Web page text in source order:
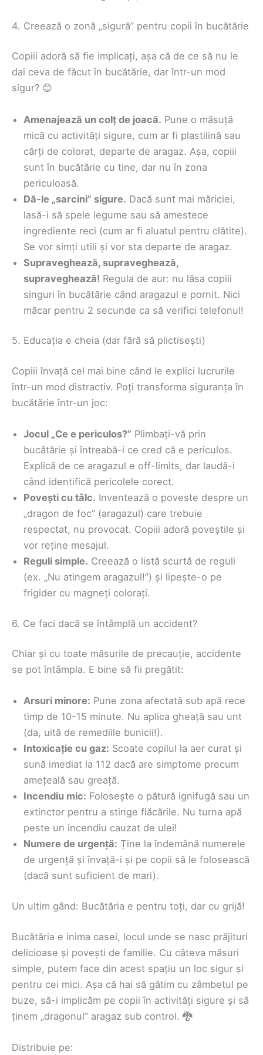
4. Creează o zonă „sigură” pentru copii în bucătărie
Copiii adoră să fie implicați, așa că de ce să nu le
dai ceva de făcut în bucătărie, dar într-un mod
sigur? 😊
Amenajează un colț de joacă. Pune o măsuță
mică cu activități sigure, cum ar fi plastilină sau
cărți de colorat, departe de aragaz. Așa, copiii
sunt în bucătărie cu tine, dar nu în zona
periculoasă.
Dă-le „sarcini” sigure. Dacă sunt mai măriciei,
lasă-i să spele legume sau să amestece
ingrediente reci (cum ar fi aluatul pentru clătite).
Se vor simți utili și vor sta departe de aragaz.
Supraveghează, supraveghează,
supraveghează! Regula de aur: nu lăsa copiii
singuri în bucătărie când aragazul e pornit. Nici
măcar pentru 2 secunde ca să verifici telefonul!
5. Educația e cheia (dar fără să plictisești)
Copiii învață cel mai bine când le explici lucrurile
într-un mod distractiv. Poți transforma siguranța în
bucătărie într-un joc:
Jocul „Ce e periculos?” Plimbați-vă prin
bucătărie și întreabă-i ce cred că e periculos.
Explică de ce aragazul e off-limits, dar laudă-i
când identifică pericolele corect.
Povești cu tâlc. Inventează o poveste despre un
„dragon de foc” (aragazul) care trebuie
respectat, nu provocat. Copiii adoră poveștile și
vor reține mesajul.
Reguli simple. Creează o listă scurtă de reguli
(ex. „Nu atingem aragazul!”) și lipește-o pe
frigider cu magneți colorați.
6. Ce faci dacă se întâmplă un accident?
Chiar și cu toate măsurile de precauție, accidente
se pot întâmpla. E bine să fii pregătit:
Arsuri minore: Pune zona afectată sub apă rece
timp de 10-15 minute. Nu aplica gheață sau unt
(da, uită de remediile bunicii!).
Intoxicație cu gaz: Scoate copilul la aer curat și
sună imediat la 112 dacă are simptome precum
amețeală sau greață.
Incendiu mic: Folosește o pătură ignifugă sau un
extinctor pentru a stinge flăcările. Nu turna apă
peste un incendiu cauzat de ulei!
Numere de urgență: Ține la îndemână numerele
de urgență și învață-i și pe copii să le folosească
(dacă sunt suficient de mari).
Un ultim gând: Bucătăria e pentru toți, dar cu grijă!
Bucătăria e inima casei, locul unde se nasc prăjituri
delicioase și povești de familie. Cu câteva măsuri
simple, putem face din acest spațiu un loc sigur și
pentru cei mici. Așa că hai să gătim cu zâmbetul pe
buze, să-i implicăm pe copii în activități sigure și să
ținem „dragonul” aragaz sub control. 🐉
Distribuie pe: